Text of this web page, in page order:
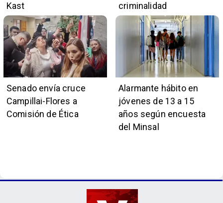
Kast
criminalidad
Senado envía cruce
Campillai-Flores a
Comisión de Ética
Alarmante hábito en
jóvenes de 13 a 15
años según encuesta
del Minsal